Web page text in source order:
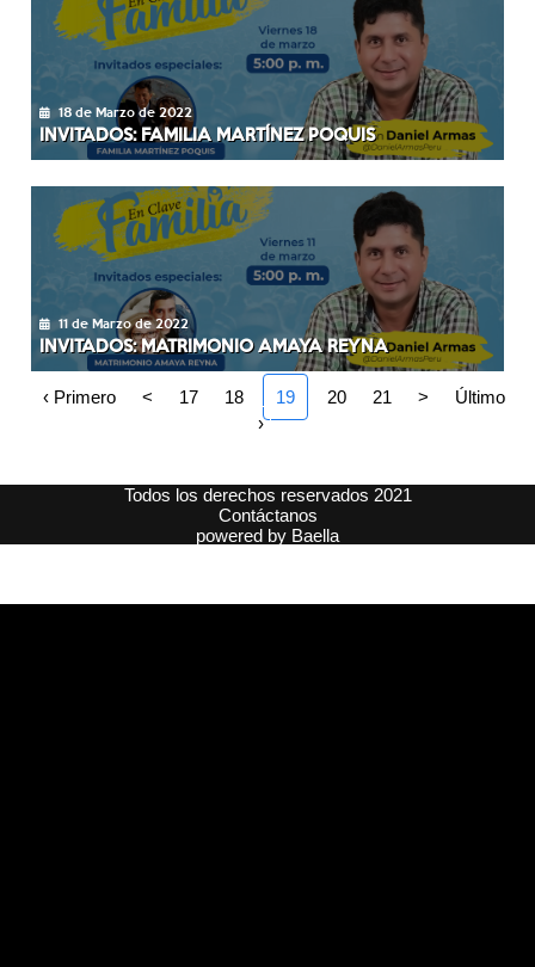
18 de Marzo de 2022
INVITADOS: FAMILIA MARTÍNEZ POQUIS
11 de Marzo de 2022
INVITADOS: MATRIMONIO AMAYA REYNA
‹ Primero < 17 18 19 20 21 >
Último
›
Todos los derechos reservados 2021
Contáctanos
powered by Baella